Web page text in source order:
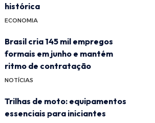
histórica
ECONOMIA
Brasil cria 145 mil empregos
formais em junho e mantém
ritmo de contratação
NOTÍCIAS
Trilhas de moto: equipamentos
essenciais para iniciantes